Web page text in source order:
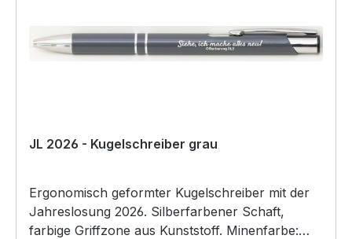
JL 2026 - Kugelschreiber grau
Ergonomisch geformter Kugelschreiber mit der
Jahreslosung 2026. Silberfarbener Schaft,
farbige Griffzone aus Kunststoff. Minenfarbe: